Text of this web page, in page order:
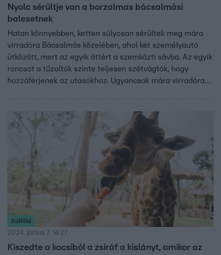
Nyolc sérültje van a borzalmas bácsalmási
balesetnek
Hatan könnyebben, ketten súlyosan sérültek meg mára
virradóra Bácsalmás közelében, ahol két személyautó
ütközött, mert az egyik áttért a szemközti sávba. Az egyik
roncsot a tűzoltók szinte teljesen szétvágták, hogy
hozzáférjenek az utasokhoz. Ugyancsak mára virradóra
utassal. Ott egy ember sérült súlyosan.
Külföld
2024. június 7. 14:27
Kiszedte a kocsiból a zsiráf a kislányt, amikor az